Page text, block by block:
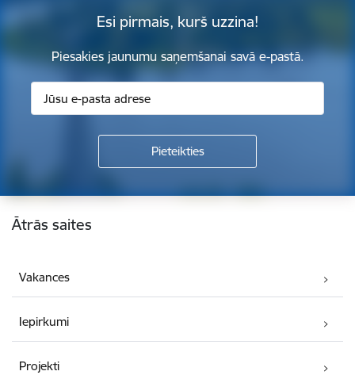
Esi pirmais, kurš uzzina!
Piesakies jaunumu saņemšanai savā e-pastā.
Kājene
Ātrās saites
Vakances
Iepirkumi
Projekti